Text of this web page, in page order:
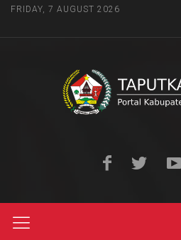
FRIDAY, 7 AUGUST 2026